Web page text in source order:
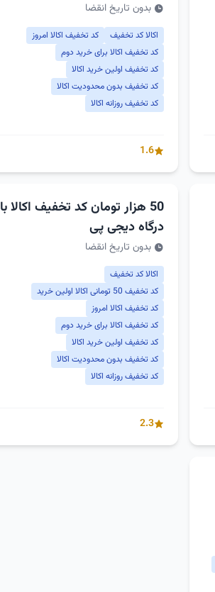
بدون تاریخ انقضا
اکالا کد تخفیف
کد تخفیف اکالا امروز
کد تخفیف اکالا برای خرید دوم
کد تخفیف اولین خرید اکالا
کد تخفیف بدون محدودیت اکالا
کد تخفیف روزانه اکالا
1.6
50 هزار تومان کد تخفیف اکالا با
درگاه دیجی پی
بدون تاریخ انقضا
اکالا کد تخفیف
کد تخفیف 50 تومانی اکالا اولین خرید
کد تخفیف اکالا امروز
کد تخفیف اکالا برای خرید دوم
کد تخفیف اولین خرید اکالا
کد تخفیف بدون محدودیت اکالا
کد تخفیف روزانه اکالا
2.3